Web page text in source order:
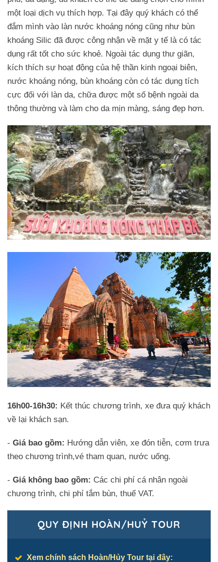
một loại dịch vụ thích hợp. Tại đây quý khách có thể
đắm mình vào làn nước khoáng nóng cũng như bùn
khoáng Silic đã được công nhận về mặt y tế là có tác
dụng rất tốt cho sức khoẻ. Ngoài tác dụng thư giãn,
kích thích sự hoạt động của hệ thần kinh ngoại biên,
nước khoáng nóng, bùn khoáng còn có tác dụng tích
cực đối với làn da, chữa được một số bệnh ngoài da
thông thường và làm cho da mịn màng, sáng đẹp hơn.
16h00-16h30: Kết thúc chương trình, xe đưa quý khách
về lại khách sạn.
- Giá bao gồm: Hướng dẫn viên, xe đón tiễn, cơm trưa
theo chương trình,vé tham quan, nước uống.
- Giá không bao gồm: Các chi phí cá nhân ngoài
chương trình, chi phí tắm bùn, thuế VAT.
QUY ĐỊNH HOÀN/HUỶ TOUR
Xem chính sách Hoàn/Hủy Tour tại đây: